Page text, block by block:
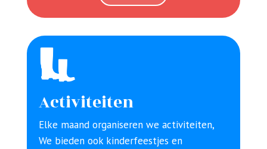
Activiteiten
Elke maand organiseren we activiteiten,
We bieden ook kinderfeestjes en